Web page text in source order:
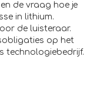
de vraag hoe je
in lithium.
de luisteraar.
op het
technologiebedrijf.